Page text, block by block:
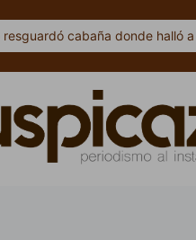
resguardó cabaña donde halló